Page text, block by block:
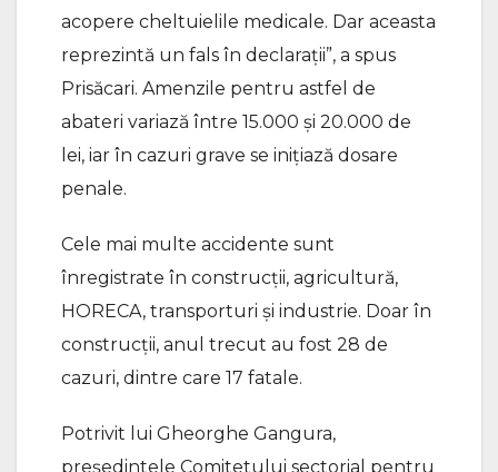
acopere cheltuielile medicale. Dar aceasta
reprezintă un fals în declarații”, a spus
Prisăcari. Amenzile pentru astfel de
abateri variază între 15.000 și 20.000 de
lei, iar în cazuri grave se inițiază dosare
penale.
Cele mai multe accidente sunt
înregistrate în construcții, agricultură,
HORECA, transporturi și industrie. Doar în
construcții, anul trecut au fost 28 de
cazuri, dintre care 17 fatale.
Potrivit lui Gheorghe Gangura,
președintele Comitetului sectorial pentru